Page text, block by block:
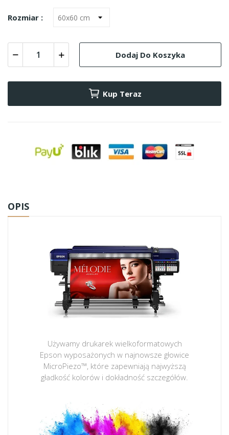
Rozmiar :
Dodaj Do Koszyka
Kup Teraz
OPIS
Używamy drukarek wielkoformatowych
Epson wyposażonych w najnowsze głowice
MicroPiezo™, które zapewniają najwyższą
gładkość kolorów i dokładność szczegółów.